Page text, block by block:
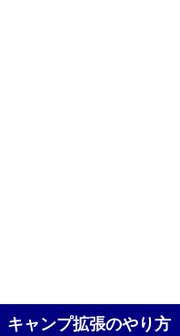
キャンプ拡張のやり方